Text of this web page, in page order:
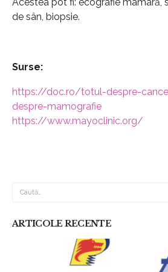
de sân, biopsie.
Surse:
https://doc.ro/totul-despre-
despre-mamografie
https://www.mayoclinic.org/
ARTICOLE RECENTE